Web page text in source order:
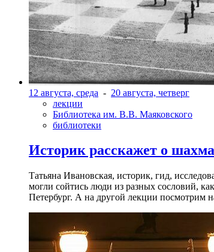
12 августа, среда - 20 августа, четверг
лекции
Библиотека им. В.В. Маяковского
библиотеки
Историк расскажет о
Татьяна Ивановская, историк, гид,
могли сойтись люди из разных сословий,
Петербург. А на другой лекции посмотрим